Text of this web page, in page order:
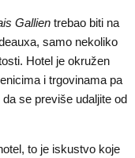
Gallien trebao biti na
samo nekoliko
Hotel je okružen
i trgovinama pa
se previše udaljite od
to je iskustvo koje